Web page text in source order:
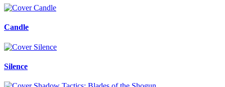
Candle
Silence